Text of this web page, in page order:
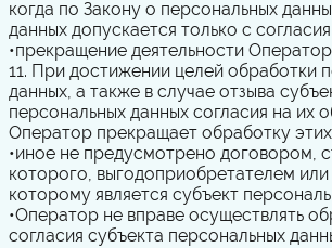
когда по Закону о персональных
данных допускается только с
•прекращение деятельности
11. При достижении целей обработки
данных, а также в случае отзыва
персональных данных согласия на их
Оператор прекращает обработку
•иное не предусмотрено договором,
которого, выгодоприобретателем
которому является субъект
•Оператор не вправе осуществлять
согласия субъекта персональных